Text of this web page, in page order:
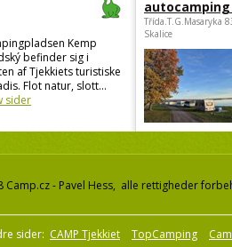
Kemp
befinder sig i
af Tjekkiets turistiske
Flot natur, slott...
sider
autocamping
Třída.T.G.Masaryka
Skalice
Camp.cz - Pavel Hess, alle rettigheder
sider: CAMP Tjekkiet TopCamping